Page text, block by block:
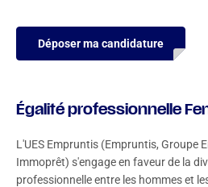
Déposer ma candidature
Égalité professionnelle
L'UES Empruntis (Empruntis, Groupe
Immoprêt) s'engage en faveur de la
professionnelle entre les hommes et